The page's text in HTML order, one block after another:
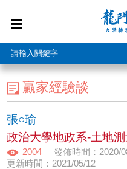
贏家經驗談
張○瑜
政治大學地政系-土地
2004
發佈時間：2020/
更新時間：2021/05/12